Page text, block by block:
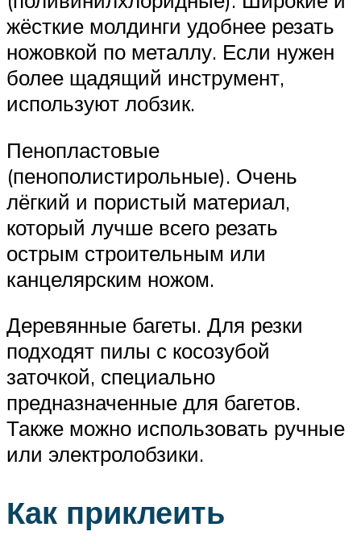
жёсткие молдинги удобнее резать
ножовкой по металлу. Если нужен
более щадящий инструмент,
используют лобзик.
Пенопластовые
(пенополистирольные). Очень
лёгкий и пористый материал,
который лучше всего резать
острым строительным или
канцелярским ножом.
Деревянные багеты. Для резки
подходят пилы с косозубой
заточкой, специально
предназначенные для багетов.
Также можно использовать ручные
или электролобзики.
Как приклеить